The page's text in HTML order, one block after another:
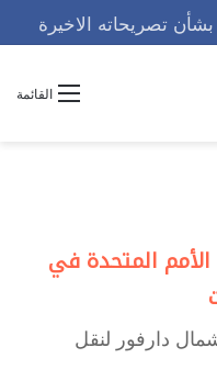
تصريحاته الاخيرة
القائمة
المتحدة في
دارفور لنقل